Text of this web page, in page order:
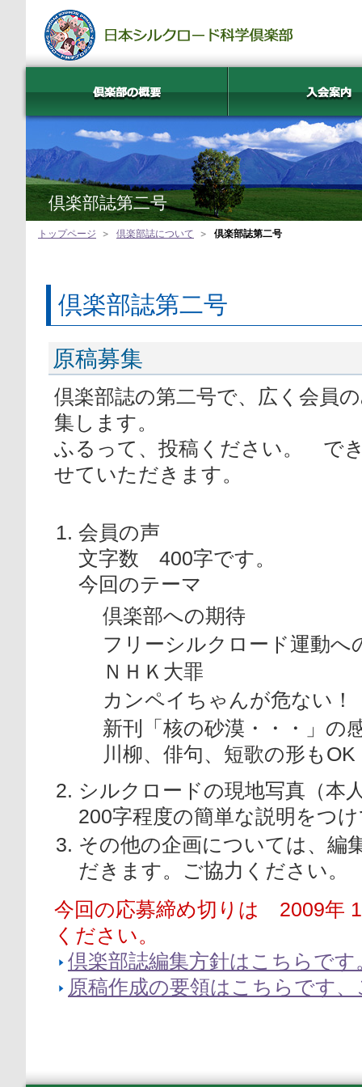
倶楽部誌第二号
トップページ 倶楽部誌について 倶楽部誌第二号
倶楽部誌第二号
原稿募集
倶楽部誌の第二号で、広く会員
集します。
ふるって、投稿ください。 で
せていただきます。
会員の声
文字数 400字です。
今回のテーマ
倶楽部への期待
フリーシルクロード運動へ
ＮＨＫ大罪
カンペイちゃんが危ない！
新刊「核の砂漠・・・」の
川柳、俳句、短歌の形もOK
シルクロードの現地写真（本
200字程度の簡単な説明をつ
その他の企画については、編
だきます。ご協力ください。
今回の応募締め切りは 2009年
ください。
倶楽部誌編集方針はこちらです
原稿作成の要領はこちらです